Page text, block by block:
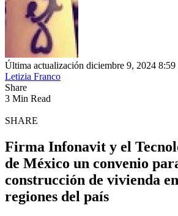
Última actualización diciembre 9, 2024 8:59
Letizia Franco
Share
3 Min Read
SHARE
Firma Infonavit y el
de México un convenio
construcción de vivienda
regiones del país